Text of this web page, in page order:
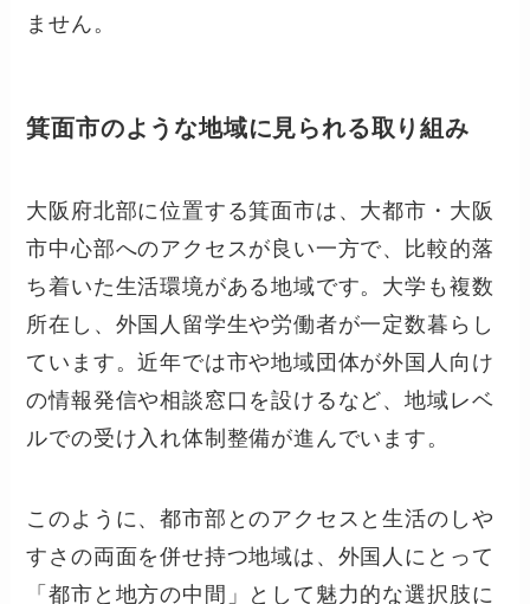
ません。
箕面市のような地域に見られる取り組み
大阪府北部に位置する箕面市は、大都市・大阪
市中心部へのアクセスが良い一方で、比較的落
ち着いた生活環境がある地域です。大学も複数
所在し、外国人留学生や労働者が一定数暮らし
ています。近年では市や地域団体が外国人向け
の情報発信や相談窓口を設けるなど、地域レベ
ルでの受け入れ体制整備が進んでいます。
このように、都市部とのアクセスと生活のしや
すさの両面を併せ持つ地域は、外国人にとって
「都市と地方の中間」として魅力的な選択肢に